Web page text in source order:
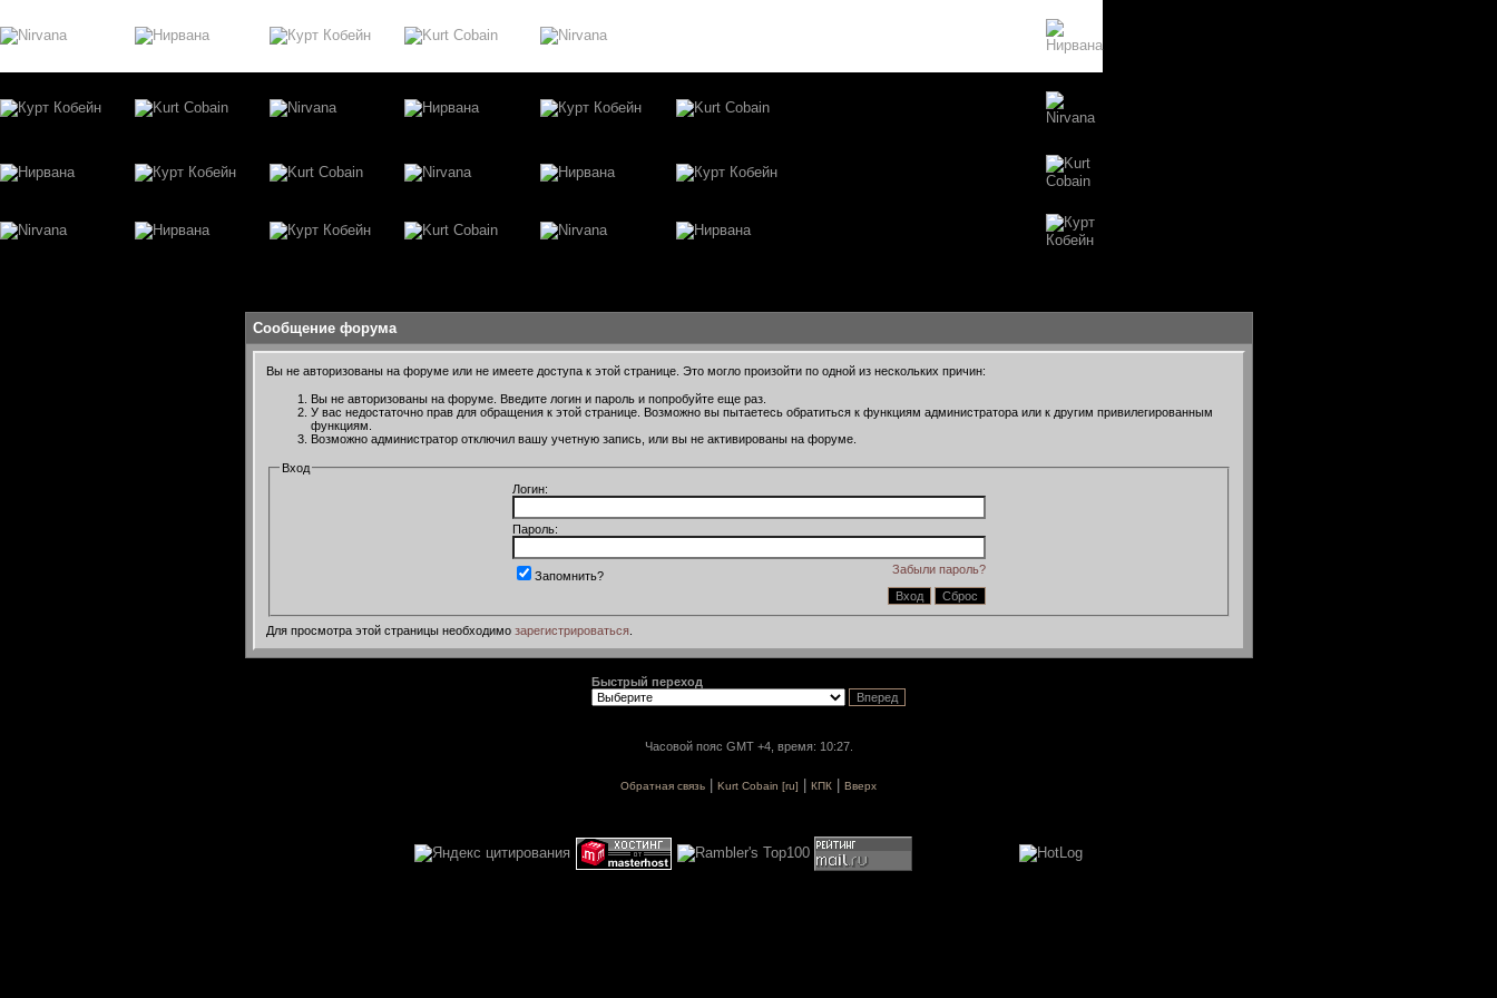
Сообщение форума
Вы не авторизованы на форуме или не имеете доступа к этой странице. Это могло произойти по одной из нескольких причин:
Вы не авторизованы на форуме. Введите логин и пароль и попробуйте еще раз.
У вас недостаточно прав для обращения к этой странице. Возможно вы пытаетесь обратиться к функциям администратора или к другим привилегированным
функциям.
Возможно администратор отключил вашу учетную запись, или вы не активированы на форуме.
Вход
Логин:
Пароль:
Забыли пароль?
Запомнить?
Для просмотра этой страницы необходимо зарегистрироваться.
Быстрый переход
Часовой пояс GMT +4, время: 10:27.
Обратная связь Kurt Cobain [ru] КПК Вверх